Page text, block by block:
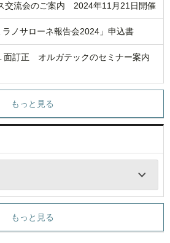
交流会のご案内 2024年11月21日開催
ノサローネ報告会2024」申込書
面訂正 オルガテックのセミナー案内
もっと見る
もっと見る